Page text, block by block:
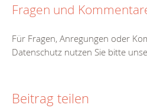
Fragen und
Für Fragen, Anregungen oder
Datenschutz nutzen Sie bitte
Beitrag teilen